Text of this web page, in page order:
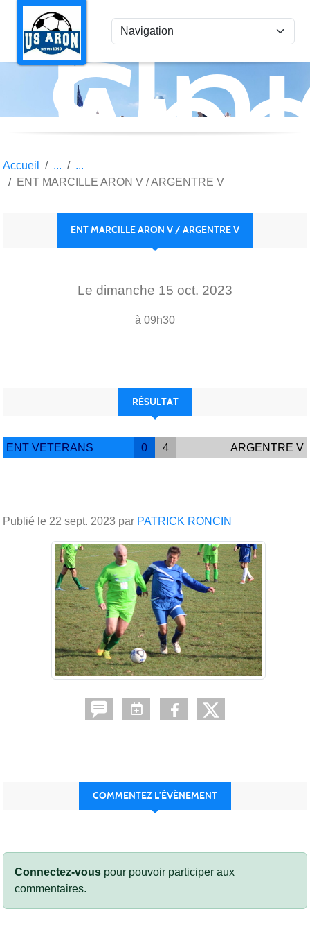
Accueil
ENT MARCILLE ARON V / ARGENTRE V
ENT MARCILLE ARON V / ARGENTRE V
Le dimanche 15 oct. 2023
à 09h30
RÉSULTAT
ENT VETERANS 0 4 ARGENTRE V
Publié le 22 sept. 2023 par PATRICK RONCIN
COMMENTEZ L’ÉVÈNEMENT
Connectez-vous pour pouvoir participer aux
commentaires.
Panneau de gestion des cookies